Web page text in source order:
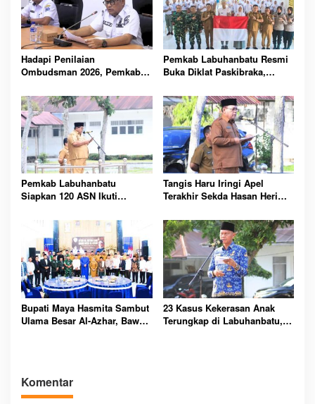
Hadapi Penilaian
Ombudsman 2026, Pemkab
OPD Berbenah
Pemkab Labuhanbatu Resmi
Buka Diklat Paskibraka,
Merah Putih 17 Agustus
Pemkab Labuhanbatu
Siapkan 120 ASN Ikuti
Profesionalisme dan
Integritas Aparatur
Pemerintah
Tangis Haru Iringi Apel
Terakhir Sekda Hasan Heri
Resmi
Bupati Maya Hasmita Sambut
Ulama Besar Al-Azhar, Bawa
23 Kasus Kekerasan Anak
Terungkap di Labuhanbatu,
Komentar